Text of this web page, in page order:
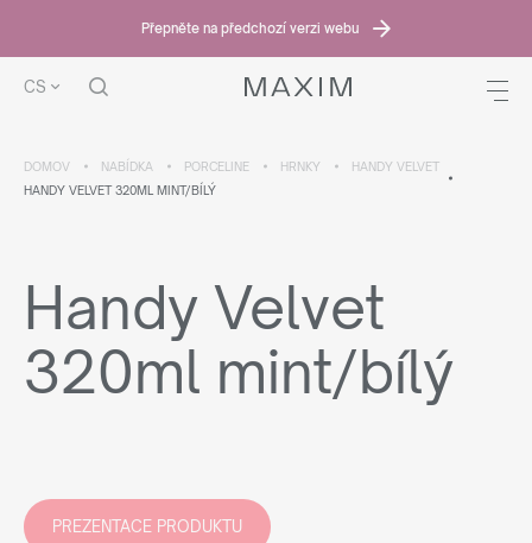
Přepněte na předchozí verzi webu
CS
DOMOV NABÍDKA PORCELINE HRNKY
HANDY VELVET
HANDY VELVET 320ML MINT/BÍLÝ
Handy Velvet
320ml mint/bílý
PREZENTACE PRODUKTU